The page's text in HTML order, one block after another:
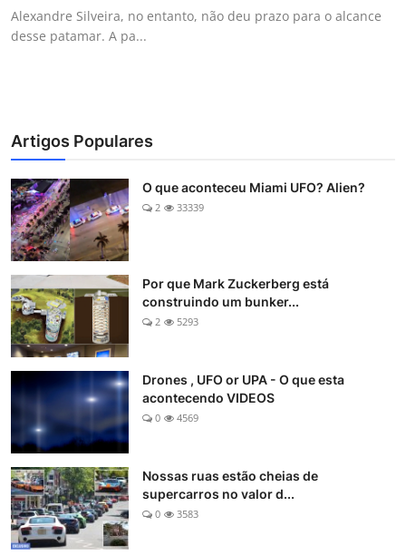
Alexandre Silveira, no entanto, não deu prazo para o alcance
desse patamar. A pa...
Artigos Populares
O que aconteceu Miami UFO? Alien?
2 33339
Por que Mark Zuckerberg está
construindo um bunker...
2 5293
Drones , UFO or UPA - O que esta
acontecendo VIDEOS
0 4569
Nossas ruas estão cheias de
supercarros no valor d...
0 3583